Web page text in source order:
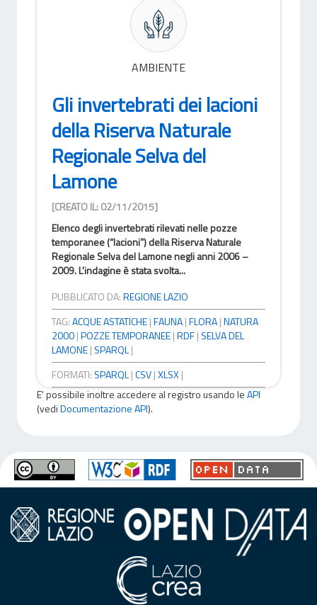
AMBIENTE
Gli invertebrati dei lacioni
della Riserva Naturale
Regionale Selva del
Lamone
[CREATO IL: 02/11/2015]
Elenco degli invertebrati rilevati nelle pozze
temporanee (“lacioni”) della Riserva Naturale
Regionale Selva del Lamone negli anni 2006 –
2009. L'indagine è stata svolta...
PUBBLICATO DA:REGIONE LAZIO
TAG:ACQUE ASTATICHE|FAUNA|FLORA|NATURA
2000|POZZE TEMPORANEE|RDF| SELVA DEL
LAMONE| SPARQL|
FORMATI: SPARQL|CSV|XLSX|
E' possibile inoltre accedere al registro usando leAPI
(vediDocumentazione API).